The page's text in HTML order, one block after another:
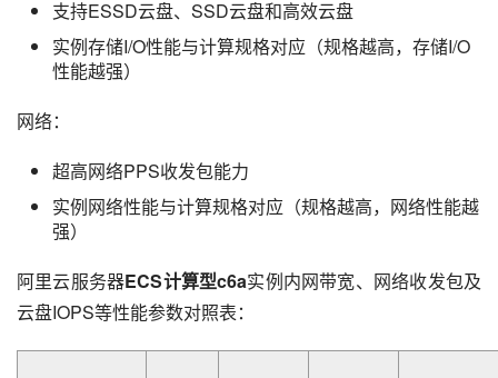
支持ESSD云盘、SSD云盘和高效云盘
实例存储I/O性能与计算规格对应（规格越高，存储I/O
性能越强）
网络：
超高网络PPS收发包能力
实例网络性能与计算规格对应（规格越高，网络性能越
强）
阿里云服务器ECS计算型c6a实例内网带宽、网络收发包及
云盘IOPS等性能参数对照表：